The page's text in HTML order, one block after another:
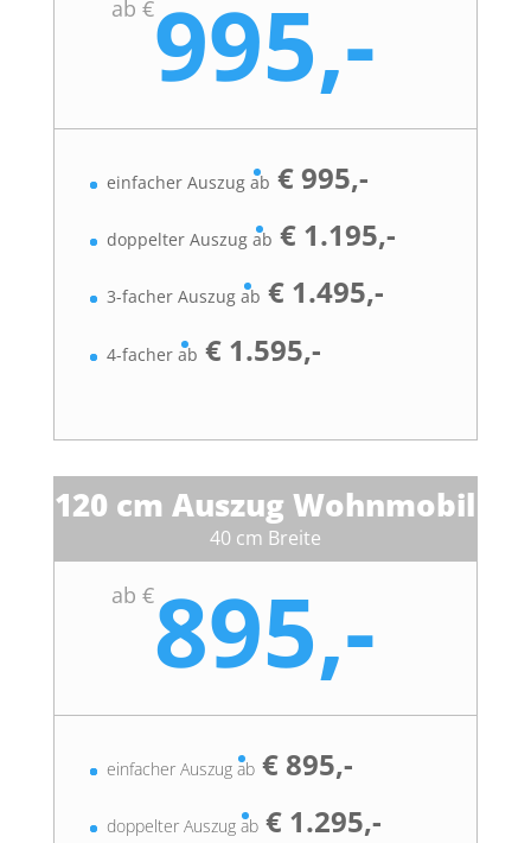
ab €995,-
einfacher Auszug ab € 995,-
doppelter Auszug ab € 1.195,-
3-facher Auszug ab € 1.495,-
4-facher ab € 1.595,-
120 cm Auszug Wohnmobil
40 cm Breite
ab €895,-
einfacher Auszug ab€ 895,-
doppelter Auszug ab€ 1.295,-